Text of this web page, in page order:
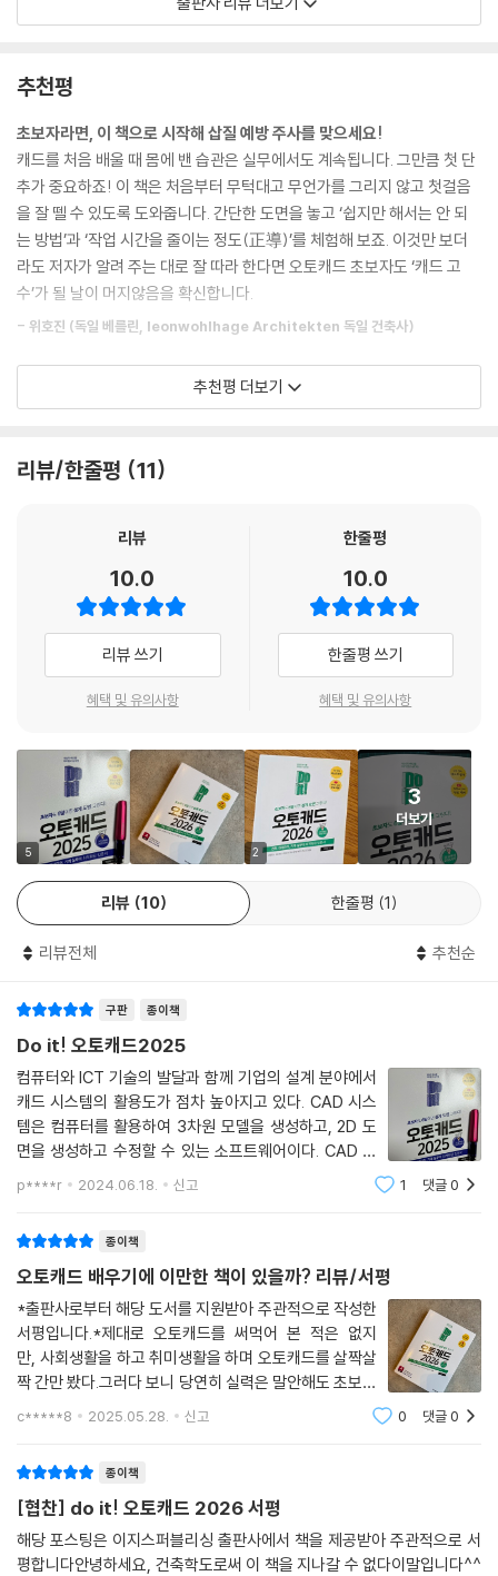
08-4 실무자도 자주 막히는 까다로운 [외부 참조] 해결법
[연습만이 살길!] 경로가 끊어진 외부 참조 파일 다시 연결하기
[캐드 고수의 비밀 10] 참조 파일 빼먹어 욕 먹지 말고 [전자 전송]으로 전
달하세요!
[캐드 고수의 비밀 11] 다른 사람에게 받은 PC3, CTB 파일 설치하는 방법
09 레이어를 잘 다루는 사람이 오토캐드를 지배한다!
09-1 세 가지 기본 기능에서 도면층 미리 지정하는 방법
09-2 도면층의 컨트롤 타워, [도면층 특성 관리자]
[캐드 고수의 비밀 12] 지저분해진 도면층 하나로 병합하기
09-3 지적도에서 필요한 레벨만 골라 표시하기
[캐드 고수의 비밀 13] 아무리 애써도 지워지지 않는 [도면층] 삭제 방법
09-4 카멜레온처럼 도면층, 현재 도면층 바꾸기
[캐드 고수의 비밀 14] 절대 수정하면 안 되는 도면층 잠그기
10 실제 상황! 도면의 반은 문자다!
10-2 일람표 속 [문자] 정렬해 각 잡기
10-3 숫자는 잘 보이게, 화살표는 점으로! [치수 스타일] 만지기
[캐드 고수의 비밀 16] 상세도에서 실제 크기의 1/2 축척 치수 넣기
10-4 연속된 그리드 치수, 빠르고 간편하게 넣기
10-5 보기 좋은 치수가 시공하기도 좋다! - 실무 맞춤 치수 정리법
[연습만이 살길!] 구조 평면도에 치수 넣기
오토캐드 AI 파헤치기
01 매크로를 자동으로 생성하는 [명령 매크로]
02 손 그림을 객체로 가져오는 [표식 가져오기]
04 블록을 다른 블록으로 교체하는 [스마트 블록 : 교체]
05 같은 형상을 찾아서 블록으로 만드는 [스마트 블록 : 검색 및 변환]
이럴 땐 이렇게! - 기술 지원 편
02 남에게 부탁하지 않고 낮은 버전으로 변환하기
03 저장을 잘해야 도면이 날아가지 않는다!
04 도면 용량을 다이어트하는 방법
06 오토캐드 클래식 메뉴로 만들기
로 공개!
08 나만의 명령어, 간단한 리습 만들기
09 오토캐드 초기화하기
부록 01 속성! 오토캐드 설치하기
부록 02 실전! 단축 명령어 모음
부록 03 단축 명령어 추가/수정하기 - PGP 편집
- 동영상 강의 110강 제공
- 2010 버전부터 2026 버전까지 모든 버전 가능!
- 국가직무능력표준 NCS의 [2D 도면 작성] 모듈 충족
- 최신 오토캐드 AI 기능까지 완벽 대응
평면도 그리기부터 치수 문제 해결, 오토캐드 AI까지!
초보자도 6일이면 설계 도면을 그릴 수 있습니다!
면을 그리는 데 아무런 지장이 없기 때문입니다. 하지만 습관을 잘못 들이
면 간단한 작업도 시간을 잡아먹는 이른바 ‘삽질’을 할 수 있습니다. 처음부
터 제대로 배워야 이런 ‘삽질’을 막을 수 있죠. 이 책의 첫째마당은 오토캐
론, 5가지 오토캐드 AI 기능까지 풍성한 실무 경험을 토대로 알려 주니, 6
건설사, 설계 사무실에서 그리던 그 도면!
지금 당장 실무에서 써먹는 도면으로 배운다!
이 책의 저자는 설계 회사는 물론, 오토데스크 기술지원사인 다우데이터의
기술 지원팀에서 일하면서 실무자 수백 명의 질문을 해결했습니다. 그 과
정에서 모아 온 도면 자료와 실무 상황 데이터를 토대로 이 책을 만들었습
니다. 모든 기능과 연습 문제를 실제 사용하는 도면으로 배우니 ‘실무 상
오토데스크 기술지원사 기술 지원팀의 노하우를 담은 ‘캐드 고수의 비
밀’도 많은 독자분들께 찬사를 받았습니다. 도면 그리는 속도가 느려서 고
민한다면 이 책에서 소개하는 24가지 ‘캐드 고수의 비밀’과 ‘이럴 땐 이렇
게! 기술 지원 편’도 놓치지 마세요!
예시)
- 닫히지 않은 객체에 해치 넣기
- 남에게 부탁하지 않고 낮은 버전으로 저장하기
조회수 200만! 오토캐드 랜선 선생님
무료 제공 유튜브 강의 110강과 함께 배워요!
책에 있는 설명으로도 충분하지만 동영상으로도 배우고 싶다면 저자의 유
튜브 채널(www.youtube.com/Trusteddwg)에 방문해 보세요! 기본
해설해 주는 40강, 캐드 고수의 비밀을 담은 16강까지! 총 110강의 동영
상 강의를 무료로 제공합니다!
- 동영상 재생 목록: bit.ly/easys_CAD_youtube
최신 2026 신기능 포함!
실무에서 여전히 쓰는 이전 버전까지, 모든 버전 가능!
이 책은 모든 예제 파일을 2000 버전으로 제공합니다. 따라서 2010부터
기능을 PDF 파일로 제공합니다. 이지스퍼블리싱 홈페이지(www.easys
pub.co.kr)의 [자료실] 또는 다음 링크에서 자료를 모두 내려받으세요.
- 실습 파일, 신기능 PDF 파일 내려받기: bit.ly/easys_CAD_2026
추천평
초보자라면, 이 책으로 시작해 삽질 예방 주사를 맞으세요!
캐드를 처음 배울 때 몸에 밴 습관은 실무에서도 계속됩니다. 그만큼 첫 단
추가 중요하죠! 이 책은 처음부터 무턱대고 무언가를 그리지 않고 첫걸음
을 잘 뗄 수 있도록 도와줍니다. 간단한 도면을 놓고 ‘쉽지만 해서는 안 되
는 방법’과 ‘작업 시간을 줄이는 정도(正導)’를 체험해 보죠. 이것만 보더
라도 저자가 알려 주는 대로 잘 따라 한다면 오토캐드 초보자도 ‘캐드 고
수’가 될 날이 머지않음을 확신합니다.
- 위호진 (독일 베를린, leonwohlhage Architekten 독일 건축사)
설계자의 단순 작업을 줄여 주는 고마운 책!
학교에서 오토캐드를 대충 배웠다면 실무에서 ‘이런 단순 작업 때문에 밤
누구나 겪을 상황에 어떻게 대처해야 하는지 차근차근 알려 줍니다. ‘중심
- 손준호 (독일 슈투트가르트, andOFFICE 설계 사무소)
이런 책이 나오길 기다렸습니다!
구조 분야는 작업 특성상 어떤 특정 작업을 반복하는 경우가 많습니다. 정
해진 규격의 부재를 일정한 간격으로 수백 개 배열하곤 하죠. 이럴 땐 이 책
에서 소개한 것처럼 ‘리습(LISP)’을 쓰거나 명령을 아이콘으로 만들어 두
백과사전처럼 모든 기능을 배울 필요가 없죠. 실무에서 맞닥뜨리는 상황별
로 해결책을 제시해 주는 이 책이 딱입니다!
- 전용률 ((주)이건구조기술사사무소 과장)
정말 ‘고수의 비밀’을 엿본 것 같아요!
이 책에서 제시한 ‘캐드 고수의 비밀’은 대형 프로젝트일수록 빛을 발합니
다. 워낙 도면이 많아서 중심선을 살짝 오른쪽으로 옮기는 간단한 일도 일
일이 클릭해야 한다면 어마어마한 작업량이 되기 때문입니다. 저 역시 그
금도 현장에서 고생하는 후배들에게 필독서로 권합니다.
추천평 더보기
리뷰/한줄평 11
리뷰
10.0
리뷰 쓰기
혜택 및 유의사항
한줄평
10.0
한줄평 쓰기
혜택 및 유의사항
5 2
3
더보기
리뷰 10 한줄평 1
리뷰전체 추천순
구판 종이책
Do it! 오토캐드2025
컴퓨터와 ICT 기술의 발달과 함께 기업의 설계 분야에서
캐드 시스템의 활용도가 점차 높아지고 있다. CAD 시스
템은 컴퓨터를 활용하여 3차원 모델을 생성하고, 2D 도
면을 생성하고 수정할 수 있는 소프트웨어이다. CAD 시
스템은 설계의 정확성을 크게 향상시킨다. 과거와 같은 수
작업으로 도면을 그릴 때 발생할 수 있는 오류를 줄이고,
p****r 2024.06.18. 신고 1 댓글0
종이책
오토캐드 배우기에 이만한 책이 있을까? 리뷰/서평
*출판사로부터 해당 도서를 지원받아 주관적으로 작성한
서평입니다.*제대로 오토캐드를 써먹어 본 적은 없지
만, 사회생활을 하고 취미생활을 하며 오토캐드를 살짝살
짝 간만 봤다.그러다 보니 당연히 실력은 말안해도 초보중
의 초보라는 것..ㅜ이대로 흘러가다간 결국 오토캐드 찍먹
c*****8 2025.05.28. 신고 0 댓글0
종이책
[협찬] do it! 오토캐드 2026 서평
해당 포스팅은 이지스퍼블리싱 출판사에서 책을 제공받아 주관적으로 서
평합니다안녕하세요, 건축학도로써 이 책을 지나갈 수 없다이말입니다^^